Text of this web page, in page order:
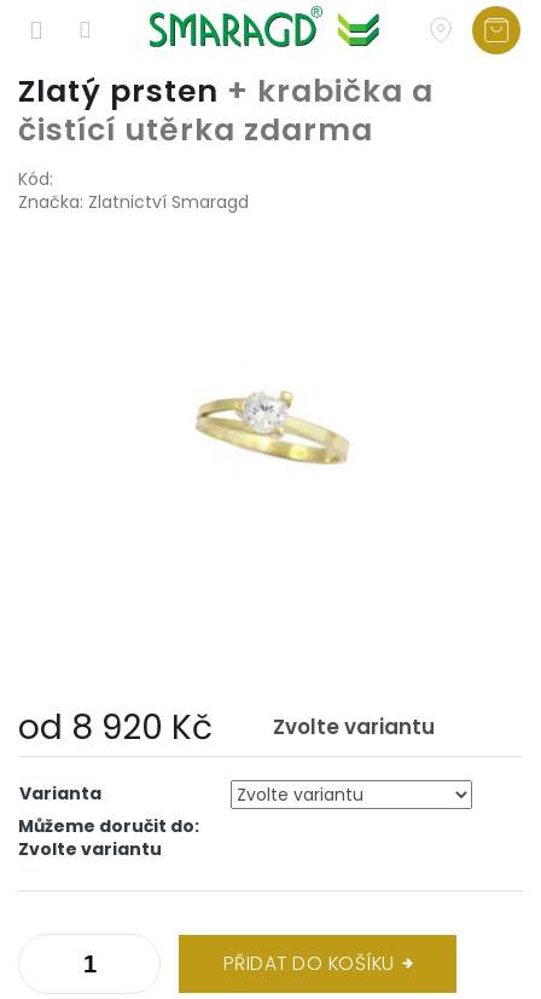
Přejít
na
obsah
Zlatý prsten + krabička a
čistící utěrka zdarma
Kód:
Značka: Zlatnictví Smaragd
od 8 920 Kč Zvolte variantu
cena:
Varianta
Můžeme doručit do:
Zvolte variantu
PŘIDAT DO KOŠÍKU